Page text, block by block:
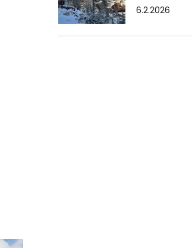
6.2.2026